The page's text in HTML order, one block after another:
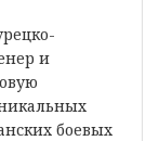
и
боевых